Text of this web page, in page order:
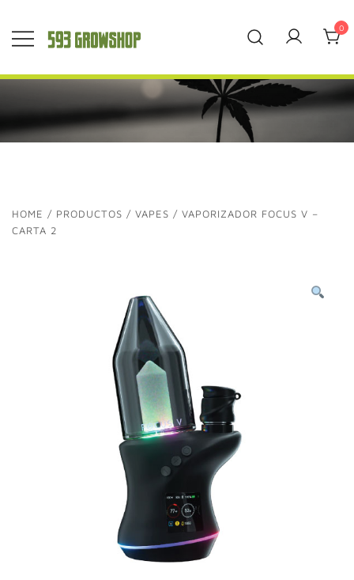
contenido
593 Grow Shop
0
HOME / PRODUCTOS / VAPES / VAPORIZADOR FOCUS V –
CARTA 2